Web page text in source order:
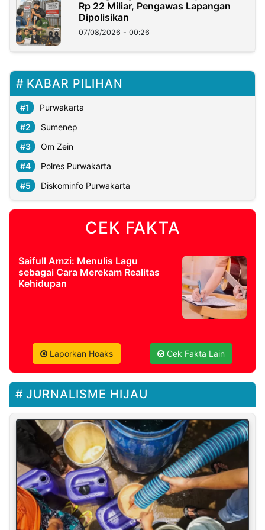
Rp 22 Miliar, Pengawas Lapangan
Dipolisikan
07/08/2026 - 00:26
KABAR PILIHAN
Purwakarta
Sumenep
Om Zein
Polres Purwakarta
Diskominfo Purwakarta
CEK FAKTA
Saifull Amzi: Menulis Lagu
sebagai Cara Merekam Realitas
Kehidupan
Laporkan Hoaks Cek Fakta Lain
JURNALISME HIJAU